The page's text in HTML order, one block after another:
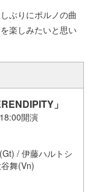
ぶりにポルノの曲
楽しみたいと思い
」
開演
/ 伊藤ハルトシ
舞(Vn)